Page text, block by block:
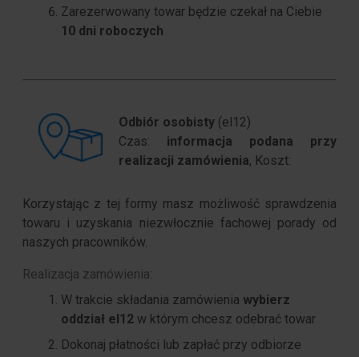
Zarezerwowany towar będzie czekał na Ciebie
10 dni roboczych
Odbiór osobisty (el12)
Czas: informacja podana przy
realizacji zamówienia, Koszt:
Korzystając z tej formy masz możliwość sprawdzenia
towaru i uzyskania niezwłocznie fachowej porady od
naszych pracowników.
Realizacja zamówienia:
W trakcie składania zamówienia wybierz
oddział el12 w którym chcesz odebrać towar
Dokonaj płatności lub zapłać przy odbiorze